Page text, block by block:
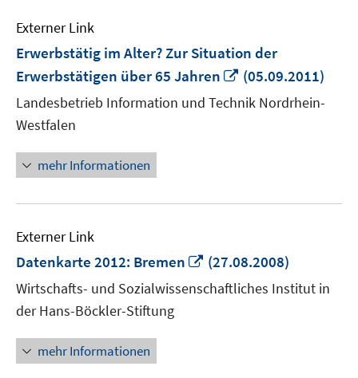
Externer Link
Erwerbstätig im Alter? Zur Situation der
Erwerbstätigen über 65 Jahren
In
neuem
Fenster
(05.09.2011)
Landesbetrieb Information und Technik Nordrhein-
Westfalen
mehr Informationen
Externer Link
Datenkarte 2012: Bremen
In
neuem
Fenster
(27.08.2008)
Wirtschafts- und Sozialwissenschaftliches Institut in
der Hans-Böckler-Stiftung
mehr Informationen